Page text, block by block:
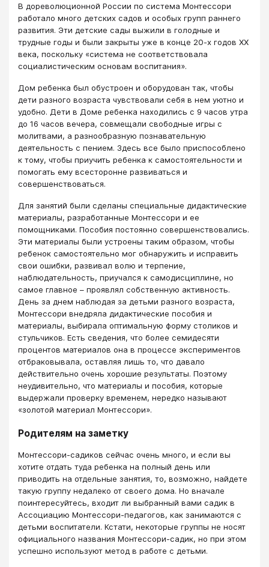
В дореволюционной России по система Монтессори
работало много детских садов и особых групп раннего
развития. Эти детские сады выжили в голодные и
трудные годы и были закрыты уже в конце 20-х годов XX
века, поскольку «система не соответствовала
социалистическим основам воспитания».
Дом ребенка был обустроен и оборудован так, чтобы
дети разного возраста чувствовали себя в нем уютно и
удобно. Дети в Доме ребенка находились с 9 часов утра
до 16 часов вечера, совмещали свободные игры с
молитвами, а разнообразную познавательную
деятельность с пением. Здесь все было приспособлено
к тому, чтобы приучить ребенка к самостоятельности и
помогать ему всесторонне развиваться и
совершенствоваться.
Для занятий были сделаны специальные дидактические
материалы, разработанные Монтессори и ее
помощниками. Пособия постоянно совершенствовались.
Эти материалы были устроены таким образом, чтобы
ребенок самостоятельно мог обнаружить и исправить
свои ошибки, развивал волю и терпение,
наблюдательность, приучался к самодисциплине, но
самое главное – проявлял собственную активность.
День за днем наблюдая за детьми разного возраста,
Монтессори внедряла дидактические пособия и
материалы, выбирала оптимальную форму столиков и
стульчиков. Есть сведения, что более семидесяти
процентов материалов она в процессе экспериментов
отбраковывала, оставляя лишь то, что давало
действительно очень хорошие результаты. Поэтому
неудивительно, что материалы и пособия, которые
выдержали проверку временем, нередко называют
«золотой материал Монтессори».
Родителям на заметку
Монтессори-садиков сейчас очень много, и если вы
хотите отдать туда ребенка на полный день или
приводить на отдельные занятия, то, возможно, найдете
такую группу недалеко от своего дома. Но вначале
поинтересуйтесь, входит ли выбранный вами садик в
Ассоциацию Монтессори-педагогов, как занимаются с
детьми воспитатели. Кстати, некоторые группы не носят
официального названия Монтессори-садик, но при этом
успешно используют метод в работе с детьми.